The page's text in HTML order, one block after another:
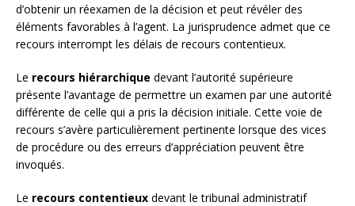
d’obtenir un réexamen de la décision et peut révéler des
éléments favorables à l’agent. La jurisprudence admet que ce
recours interrompt les délais de recours contentieux.
Le recours hiérarchique devant l’autorité supérieure
présente l’avantage de permettre un examen par une autorité
différente de celle qui a pris la décision initiale. Cette voie de
recours s’avère particulièrement pertinente lorsque des vices
de procédure ou des erreurs d’appréciation peuvent être
invoqués.
Le recours contentieux devant le tribunal administratif